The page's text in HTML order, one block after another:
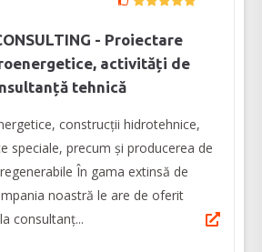
- Proiectare
activități de
tehnică
construcții hidrotehnice,
speciale, precum și producerea de
În gama extinsă de
noastră le are de oferit
consultanț...